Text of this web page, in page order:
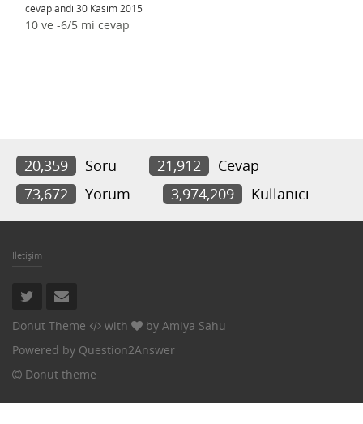
cevaplandı 30 Kasım 2015
10 ve -6/5 mi cevap
20,359 Soru 21,912
Cevap
73,672
Yorum 3,974,209 Kullanıcı
İletişim
Donut Theme with by Amiya Sahu
Powered by Question2Answer
Donut theme